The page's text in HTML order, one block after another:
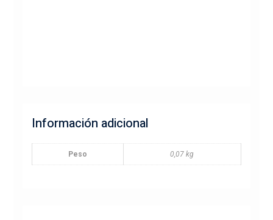
Información adicional
Peso 0,07 kg